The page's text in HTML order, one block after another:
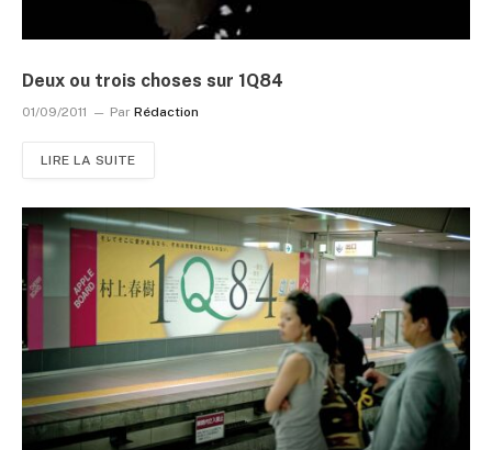
Deux ou trois choses sur 1Q84
01/09/2011 Par Rédaction
LIRE LA SUITE